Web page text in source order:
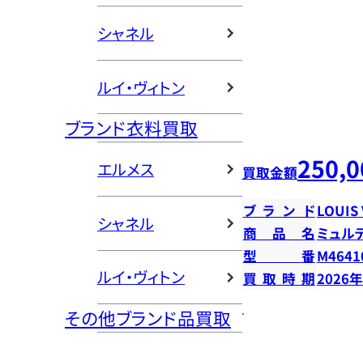
シャネル
ルイ・ヴィトン
ブランド衣料買取
エルメス
シャネル
ルイ・ヴィトン
その他ブランド品買取
買取金額
ブランドLOUIS
商品名 ミュル
型番
買取時期2026